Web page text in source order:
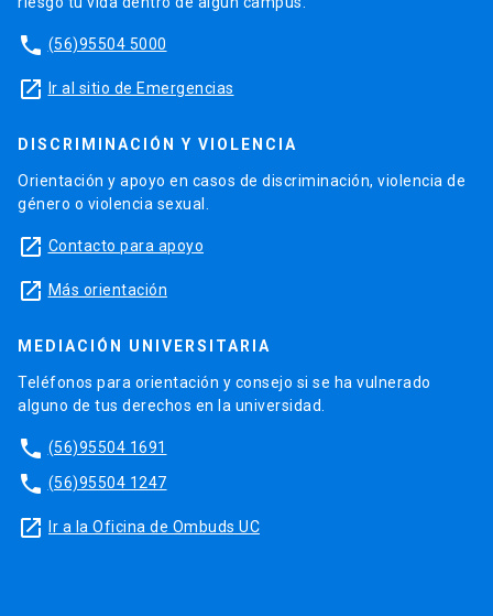
phone (56)95504 5000
launch Ir al sitio de Emergencias
DISCRIMINACIÓN Y VIOLENCIA
Orientación y apoyo en casos de discriminación, violencia de
género o violencia sexual.
launch Contacto para apoyo
launch Más orientación
MEDIACIÓN UNIVERSITARIA
Teléfonos para orientación y consejo si se ha vulnerado
alguno de tus derechos en la universidad.
phone (56)95504 1691
phone (56)95504 1247
launch Ir a la Oficina de Ombuds UC